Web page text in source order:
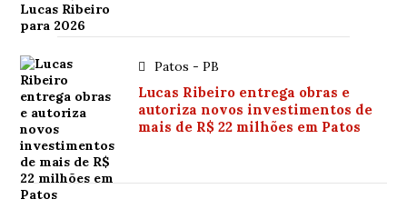
Patos - PB
Lucas Ribeiro entrega obras e
autoriza novos investimentos de
mais de R$ 22 milhões em Patos